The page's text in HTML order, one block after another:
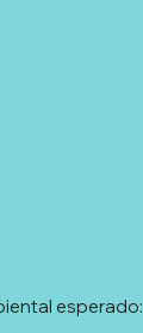
esperado: